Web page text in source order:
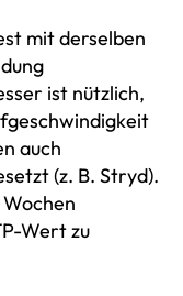
mit derselben
ist nützlich,
auch
(z. B. Stryd).
Wert zu